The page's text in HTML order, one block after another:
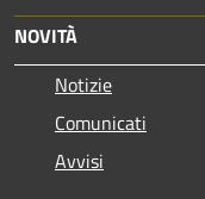
NOVITÀ
Notizie
Comunicati
Avvisi